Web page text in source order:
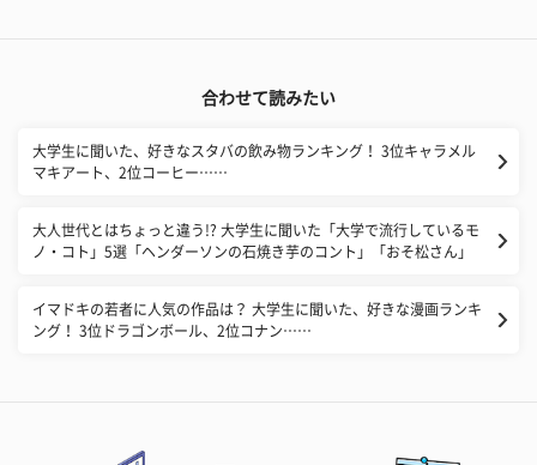
合わせて読みたい
大学生に聞いた、好きなスタバの飲み物ランキング！ 3位キャラメル
マキアート、2位コーヒー……
大人世代とはちょっと違う!? 大学生に聞いた「大学で流行しているモ
ノ・コト」5選「ヘンダーソンの石焼き芋のコント」「おそ松さん」
イマドキの若者に人気の作品は？ 大学生に聞いた、好きな漫画ランキ
ング！ 3位ドラゴンボール、2位コナン……